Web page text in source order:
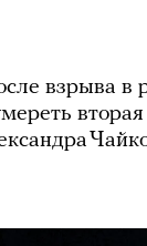
взрыва в